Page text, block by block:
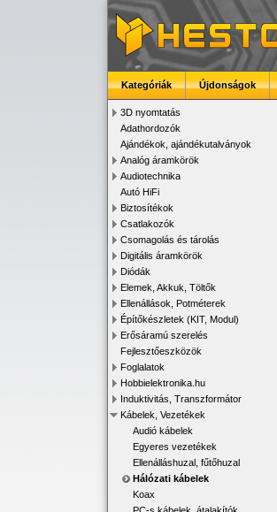
Kategóriák Újdonságok
3D nyomtatás
Adathordozók
Ajándékok, ajándékutalványok
Analóg áramkörök
Audiotechnika
Autó HiFi
Biztosítékok
Csatlakozók
Csomagolás és tárolás
Digitális áramkörök
Diódák
Elemek, Akkuk, Töltők
Ellenállások, Potméterek
Építőkészletek (KIT, Modul)
Erősáramú szerelés
Fejlesztőeszközök
Foglalatok
Hobbielektronika.hu
Induktivitás, Transzformátor
Kábelek, Vezetékek
Audió kábelek
Egyeres vezetékek
Ellenálláshuzal, fűtőhuzal
Hálózati kábelek
Koax